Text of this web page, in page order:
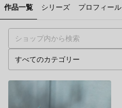
作品一覧 シリーズ プロフィール